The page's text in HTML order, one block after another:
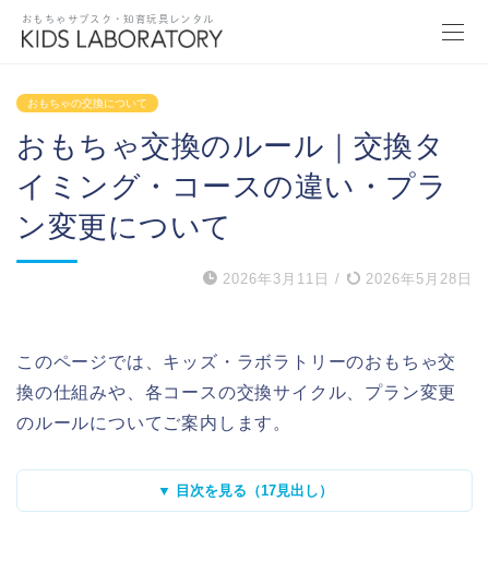
おもちゃサブスク・知育玩具レンタル
おもちゃの交換について
おもちゃ交換のルール｜交換タ
イミング・コースの違い・プラ
ン変更について
2026年3月11日 / 2026年5月28日
このページでは、キッズ・ラボラトリーのおもちゃ交
換の仕組みや、各コースの交換サイクル、プラン変更
のルールについてご案内します。
▼ 目次を見る（17見出し）